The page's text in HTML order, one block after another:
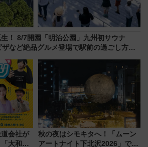
！ 8/7開園「明治公園」九州初サウナ
など絶品グルメ登場で駅前の過ごし方は
道会社が
大和鉄
秋の夜はシモキタへ！「ムーン
アートナイト下北沢2026」でイ